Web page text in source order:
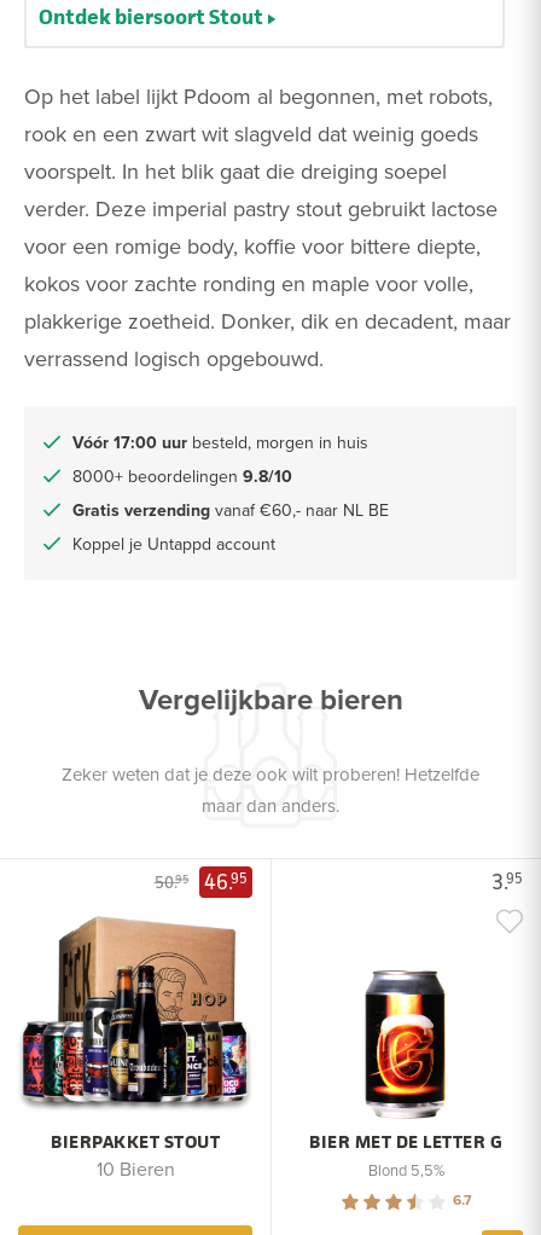
Op het label lijkt Pdoom al begonnen, met robots,
rook en een zwart wit slagveld dat weinig goeds
voorspelt. In het blik gaat die dreiging soepel
verder. Deze imperial pastry stout gebruikt lactose
voor een romige body, koffie voor bittere diepte,
kokos voor zachte ronding en maple voor volle,
plakkerige zoetheid. Donker, dik en decadent, maar
verrassend logisch opgebouwd.
Vóór 17:00 uur besteld, morgen in huis
8000+ beoordelingen 9.8/10
Gratis verzending vanaf €60,- naar NL BE
Koppel je Untappd account
Ontdek biersoort Stout
Vergelijkbare bieren
Zeker weten dat je deze ook wilt proberen! Hetzelfde
maar dan anders.
50.95 46.95
BIERPAKKET STOUT
10 Bieren
3.95
BIER MET DE LETTER G
Blond 5,5%
6.7